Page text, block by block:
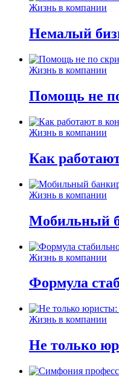
Жизнь в компании
Немалый
Жизнь в компании
Помощь не
Жизнь в компании
Как
Жизнь в компании
Мобильный
Жизнь в компании
Формула
Жизнь в компании
Не только